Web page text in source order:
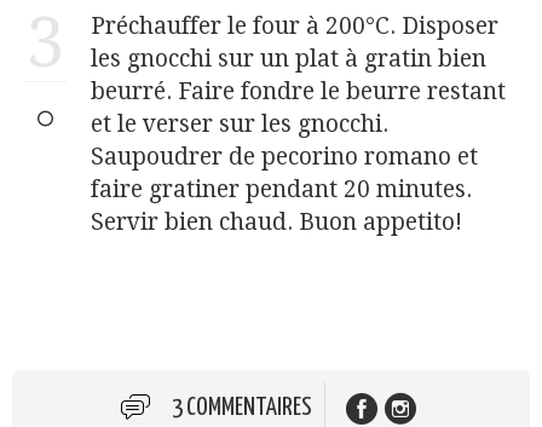
3
Préchauffer le four à 200°C. Disposer
les gnocchi sur un plat à gratin bien
beurré. Faire fondre le beurre restant
et le verser sur les gnocchi.
Saupoudrer de pecorino romano et
faire gratiner pendant 20 minutes.
Servir bien chaud. Buon appetito!
3 COMMENTAIRES